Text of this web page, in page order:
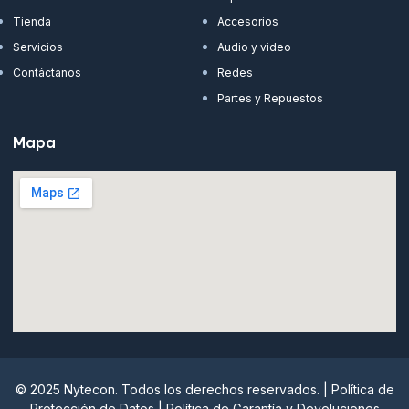
Tienda
Servicios
Contáctanos
Accesorios
Audio y video
Redes
Partes y Repuestos
Mapa
© 2025 Nytecon. Todos los derechos reservados. | Política de